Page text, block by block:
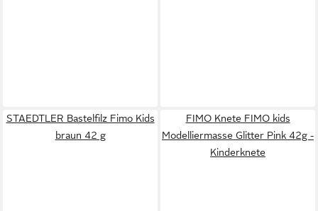
STAEDTLER Bastelfilz Fimo Kids
braun 42 g
FIMO Knete FIMO kids
Modelliermasse Glitter Pink 42g -
Kinderknete